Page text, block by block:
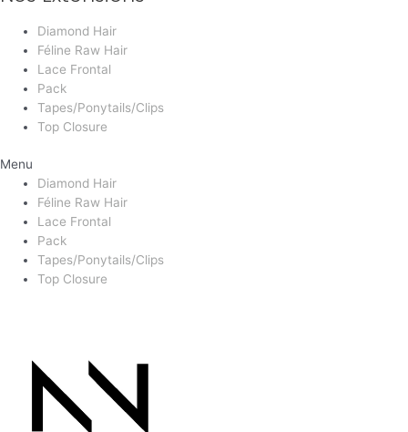
Diamond Hair
Féline Raw Hair
Lace Frontal
Pack
Tapes/Ponytails/Clips
Top Closure
Menu
Diamond Hair
Féline Raw Hair
Lace Frontal
Pack
Tapes/Ponytails/Clips
Top Closure